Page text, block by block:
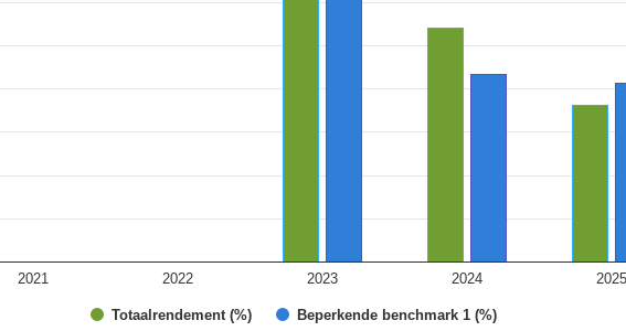
Totaalrendement (%) Beperkende benchmark 1 (%)
2021 2022 2023 2024 2025